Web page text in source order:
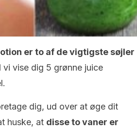
er to af de vigtigste søjler
vi vise dig 5 grønne juice
dig, ud over at øge dit
huske, at disse to vaner er